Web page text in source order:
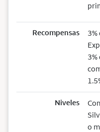
Recompensas
Niveles
o